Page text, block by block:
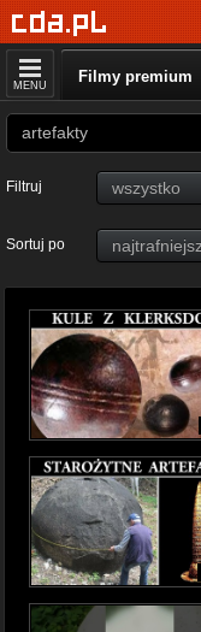
MENU Filmy premium
Filtruj
Sortuj po